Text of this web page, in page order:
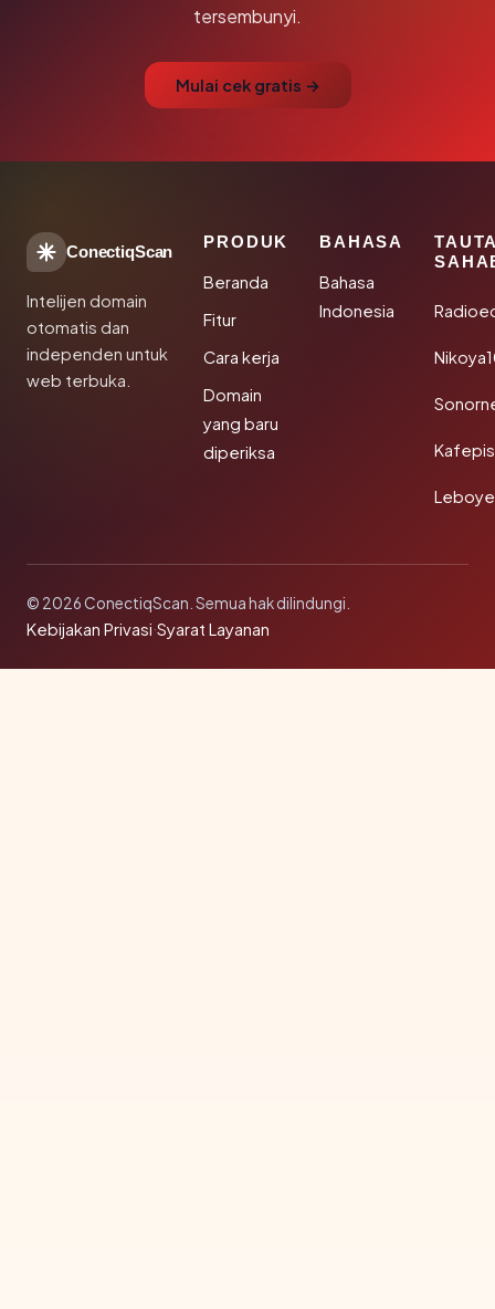
tersembunyi.
Mulai cek gratis →
ConectiqScan
Intelijen domain
otomatis dan
independen untuk
web terbuka.
PRODUK
Beranda
Fitur
Cara kerja
Domain
yang baru
diperiksa
BAHASA
Bahasa
Indonesia
© 2026 ConectiqScan. Semua hak dilindungi.
Kebijakan Privasi·Syarat Layanan